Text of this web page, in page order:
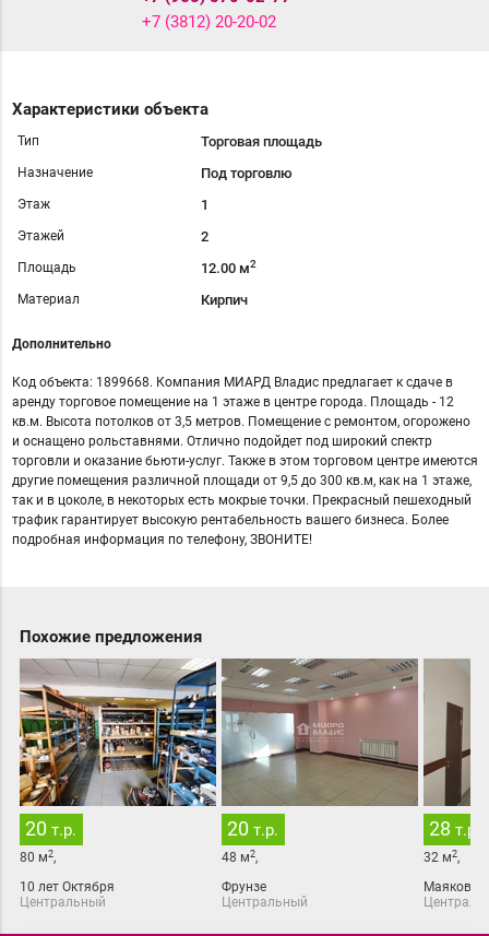
+7 (3812) 20-20-02
Характеристики объекта
Тип Торговая площадь
Назначение Под торговлю
Этаж 1
Этажей 2
Площадь 12.00 м2
Материал Кирпич
Дополнительно
Код объекта: 1899668. Компания МИАРД Владис предлагает к сдаче в
аренду торговое помещение на 1 этаже в центре города. Площадь - 12
кв.м. Высота потолков от 3,5 метров. Помещение с ремонтом, огорожено
и оснащено рольставнями. Отлично подойдет под широкий спектр
торговли и оказание бьюти-услуг. Также в этом торговом центре имеются
другие помещения различной площади от 9,5 до 300 кв.м, как на 1 этаже,
так и в цоколе, в некоторых есть мокрые точки. Прекрасный пешеходный
трафик гарантирует высокую рентабельность вашего бизнеса. Более
подробная информация по телефону, ЗВОНИТЕ!
Похожие предложения
20 т.р.
80 м2,
10 лет Октября
Центральный
20 т.р.
48 м2,
Фрунзе
Центральный
28 т.р.
32м2,